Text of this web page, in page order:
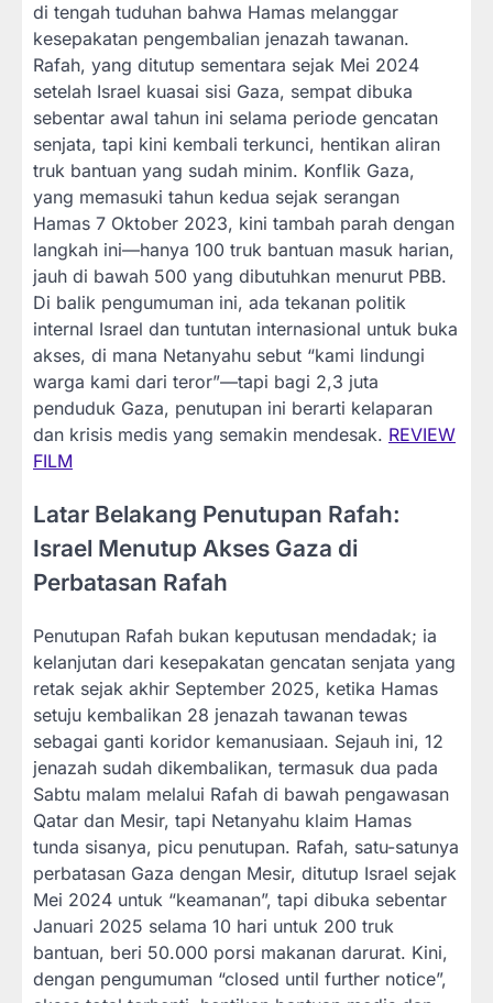
di tengah tuduhan bahwa Hamas melanggar
kesepakatan pengembalian jenazah tawanan.
Rafah, yang ditutup sementara sejak Mei 2024
setelah Israel kuasai sisi Gaza, sempat dibuka
sebentar awal tahun ini selama periode gencatan
senjata, tapi kini kembali terkunci, hentikan aliran
truk bantuan yang sudah minim. Konflik Gaza,
yang memasuki tahun kedua sejak serangan
Hamas 7 Oktober 2023, kini tambah parah dengan
langkah ini—hanya 100 truk bantuan masuk harian,
jauh di bawah 500 yang dibutuhkan menurut PBB.
Di balik pengumuman ini, ada tekanan politik
internal Israel dan tuntutan internasional untuk buka
akses, di mana Netanyahu sebut “kami lindungi
warga kami dari teror”—tapi bagi 2,3 juta
penduduk Gaza, penutupan ini berarti kelaparan
dan krisis medis yang semakin mendesak. REVIEW
FILM
Latar Belakang Penutupan Rafah:
Israel Menutup Akses Gaza di
Perbatasan Rafah
Penutupan Rafah bukan keputusan mendadak; ia
kelanjutan dari kesepakatan gencatan senjata yang
retak sejak akhir September 2025, ketika Hamas
setuju kembalikan 28 jenazah tawanan tewas
sebagai ganti koridor kemanusiaan. Sejauh ini, 12
jenazah sudah dikembalikan, termasuk dua pada
Sabtu malam melalui Rafah di bawah pengawasan
Qatar dan Mesir, tapi Netanyahu klaim Hamas
tunda sisanya, picu penutupan. Rafah, satu-satunya
perbatasan Gaza dengan Mesir, ditutup Israel sejak
Mei 2024 untuk “keamanan”, tapi dibuka sebentar
Januari 2025 selama 10 hari untuk 200 truk
bantuan, beri 50.000 porsi makanan darurat. Kini,
dengan pengumuman “closed until further notice”,